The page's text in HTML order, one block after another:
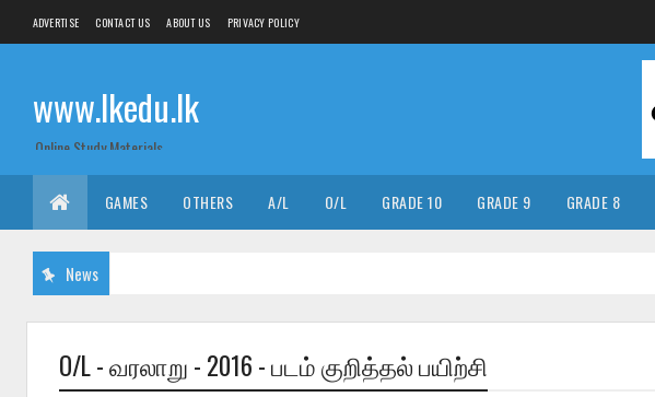
ADVERTISE CONTACT US ABOUT US PRIVACY POLICY
www.lkedu.lk
Online Study Materials
GAMES OTHERS A/L O/L GRADE 10 GRADE 9 GRADE 8
News
O/L - வரலாறு - 2016 - படம் குறித்தல் பயிற்சி